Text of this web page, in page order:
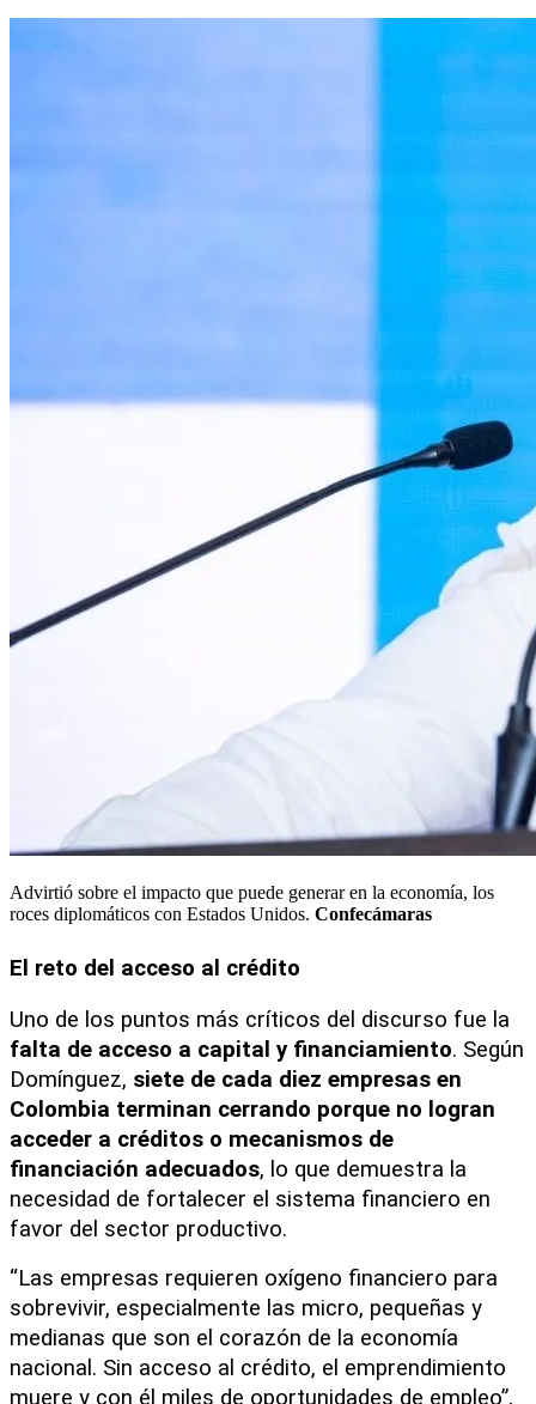
Advirtió sobre el impacto que puede generar en la economía, los
roces diplomáticos con Estados Unidos. Confecámaras
El reto del acceso al crédito
falta de acceso a capital y financiamiento. Según
Domínguez, siete de cada diez empresas en
Colombia terminan cerrando porque no logran
acceder a créditos o mecanismos de
financiación adecuados, lo que demuestra la
necesidad de fortalecer el sistema financiero en
favor del sector productivo.
“Las empresas requieren oxígeno financiero para
sobrevivir, especialmente las micro, pequeñas y
medianas que son el corazón de la economía
nacional. Sin acceso al crédito, el emprendimiento
muere y con él miles de oportunidades de empleo”,